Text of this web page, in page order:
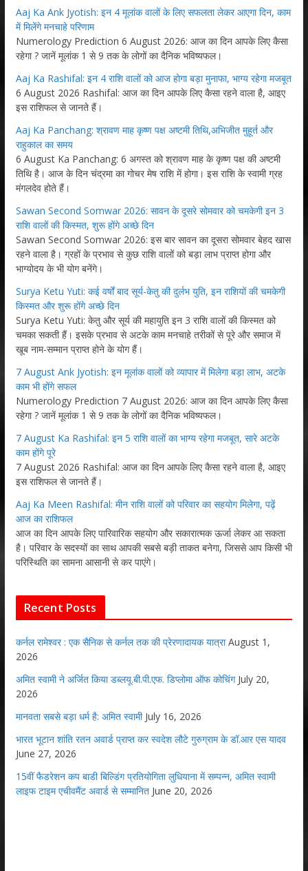
Aaj Ka Ank Jyotish: इन 4 मूलांक वालों के लिए सफलता लेकर आएगा दिन, काम
में मिलेंगे मनचाहे परिणाम
Numerology Prediction 6 August 2026: आज का दिन आपके लिए कैसा
रहेगा ? जानें मूलांक 1 से 9 तक के लोगों का दैनिक भविष्यफल।
Aaj Ka Rashifal: इन 4 राशि वालों को आज होगा बड़ा मुनाफा, भाग्य रहेगा मजबूत
6 August 2026 Rashifal: आज का दिन आपके लिए कैसा रहने वाला है, आइए
इस राशिफल से जानते हैं।
Aaj Ka Panchang: श्रावण माह कृष्ण पक्ष अष्टमी तिथि,अभिजीत मुहूर्त और
राहुकाल का समय
6 August Ka Panchang: 6 अगस्त को श्रावण माह के कृष्ण पक्ष की अष्टमी
तिथि है। आज के दिन चंद्रमा का गोचर मेष राशि में होगा। इस राशि के स्वामी ग्रह
मंगलदेव होते हैं।
Sawan Second Somwar 2026: सावन के दूसरे सोमवार को चमकेगी इन 3
राशि वालों की किस्मत, शुरू होंगे अच्छे दिन
Sawan Second Somwar 2026: इस बार सावन का दूसरा सोमवार बेहद खास
रहने वाला है। ग्रहों के प्रभाव से कुछ राशि वालों को बड़ा लाभ प्राप्त होगा और
भाग्योदय के भी योग बनेंगे।
Surya Ketu Yuti: कई वर्षों बाद सूर्य-केतु की दुर्लभ युति, इन राशियों की चमकेगी
किस्मत और शुरू होंगे अच्छे दिन
Surya Ketu Yuti: केतु और सूर्य की महायुति इन 3 राशि वालों की किस्मत को
चमका सकती हैं। इसके प्रभाव से अटके काम मनचाहे तरीकों से पूरे और समाज में
खूब नाम-सम्मान प्राप्त होने के योग हैं।
7 August Ank Jyotish: इन मूलांक वालों को व्यापार में मिलेगा बड़ा लाभ, अटके
काम भी होंगे सफल
Numerology Prediction 7 August 2026: आज का दिन आपके लिए कैसा
रहेगा ? जानें मूलांक 1 से 9 तक के लोगों का दैनिक भविष्यफल।
7 August Ka Rashifal: इन 5 राशि वालों का भाग्य रहेगा मजबूत, सारे अटके
काम होंगे पूरे
7 August 2026 Rashifal: आज का दिन आपके लिए कैसा रहने वाला है, आइए
इस राशिफल से जानते हैं।
Aaj Ka Meen Rashifal: मीन राशि वालों को परिवार का सहयोग मिलेगा, पढ़ें
आज का राशिफल
आज का दिन आपके लिए पारिवारिक सहयोग और सकारात्मक ऊर्जा लेकर आ सकता
है। परिवार के सदस्यों का साथ आपकी सबसे बड़ी ताकत बनेगा, जिससे आप किसी भी
परिस्थिति का सामना आसानी से कर पाएंगे।
Recent Posts
कर्नल रामेश्वर : एक सैनिक से कर्नल तक की प्रेरणादायक यात्रा August 1,
2026
अमित स्वामी ने अर्जित किया डब्लयू.बी.पी.एफ. डिप्लोमा ऑफ कोचिंग July 20,
2026
मानवता सबसे बड़ा धर्म है: अमित स्वामी July 16, 2026
भारत भूटान शांति रतन अवार्ड प्राप्त कर स्वदेश लौटे गुरुग्राम के डॉ.आर एस यादव
June 27, 2026
15वीं फैडरेशन कप बाडी बिल्डिंग प्रतियोगिता लुधियाना में सम्पन्न, अमित स्वामी
लाइफ टाइम एचीवमैंट अवार्ड से सम्मानित June 20, 2026